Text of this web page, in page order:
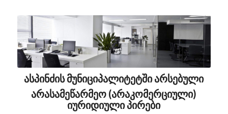
ასპინძის მუნიციპალიტეტში არსებული
არასამეწარმეო (არაკომერციული)
იურიდიული პირები